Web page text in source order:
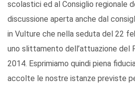
scolastici ed al Consiglio regionale
discussione aperta anche dal
in Vulture che nella seduta del 22
uno slittamento dell’attuazione del
2014. Esprimiamo quindi piena
accolte le nostre istanze previste